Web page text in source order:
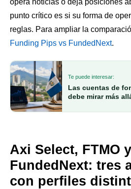
punto crítico es si su forma de
reglas. Para ampliar la
Funding Pips vs FundedNext.
Te puede interesar:
Las cuentas de
debe mirar más
Axi Select, FTMO y
FundedNext: tres
con perfiles